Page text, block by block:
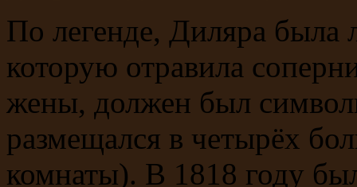
По легенде, Диляра
которую отравила
жены, должен был
размещался в четырёх
комнаты). В 1818 году